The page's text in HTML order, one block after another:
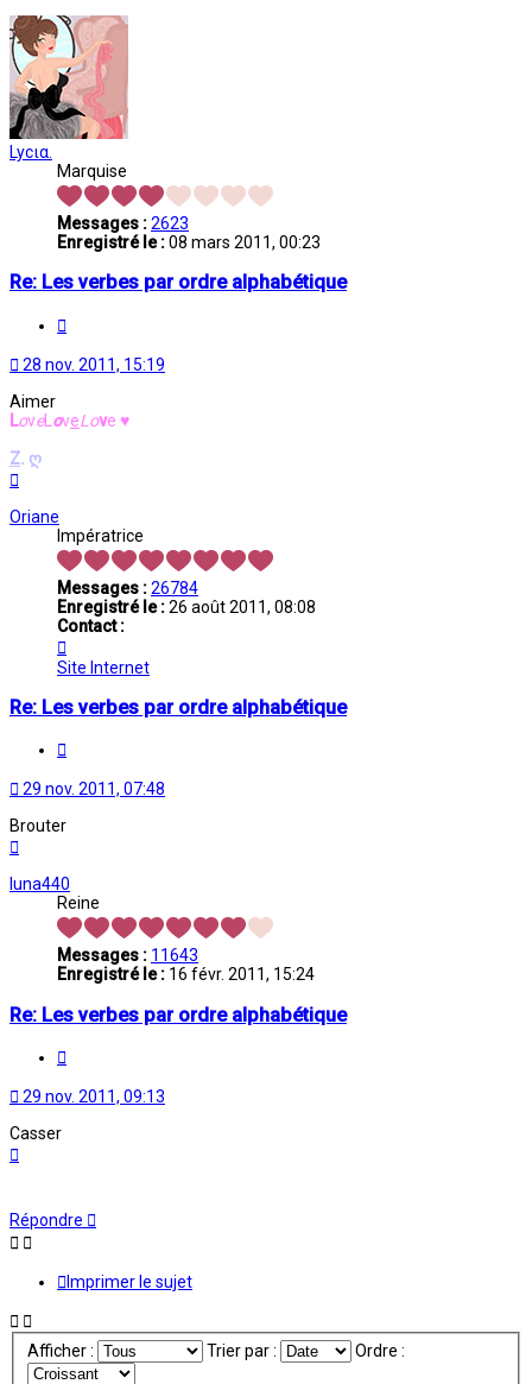
Lycια.
Marquise
Messages :2623
Enregistré le :08 mars 2011, 00:23
Re: Les verbes par ordre alphabétique
28 nov. 2011, 15:19
Aimer
LoveL oveL ove ♥
Z. ღ
Oriane
Impératrice
Messages :26784
Enregistré le :26 août 2011, 08:08
Contact :
Oriane
Site Internet
Re: Les verbes par ordre alphabétique
29 nov. 2011, 07:48
Brouter
luna440
Reine
Messages : 11643
Enregistré le : 16 févr. 2011, 15:24
Re: Les verbes par ordre alphabétique
29 nov. 2011, 09:13
Casser
Répondre
Imprimer le sujet
Afficher : Trier par : Ordre :